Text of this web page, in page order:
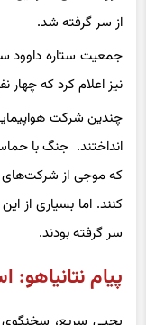
فرودگاه‌های اسرائیل
از سر گرفته شد.
جمعیت ستاره داوود
نیز اعلام کرد که
چندین شرکت
انداختند. جنگ با
که موجی از شرکت‌های
کنند. اما بسیاری از